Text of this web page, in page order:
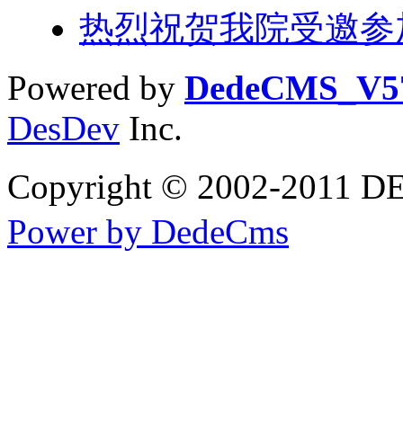
热烈祝贺我院受邀
Powered by
DesDev Inc.
Copyright © 2002-2011
Power by DedeCms